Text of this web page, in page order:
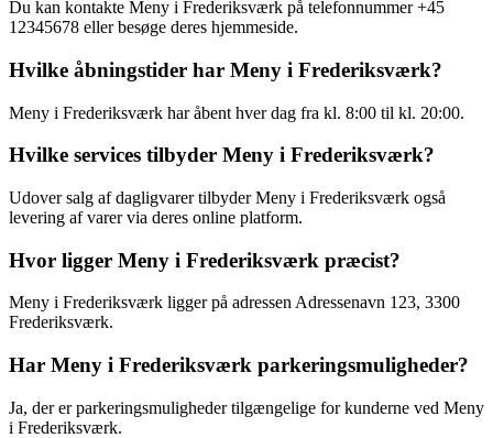
Du kan kontakte Meny i Frederiksværk på telefonnummer +45
12345678 eller besøge deres hjemmeside.
Hvilke åbningstider har Meny i Frederiksværk?
Meny i Frederiksværk har åbent hver dag fra kl. 8:00 til kl. 20:00.
Hvilke services tilbyder Meny i Frederiksværk?
Udover salg af dagligvarer tilbyder Meny i Frederiksværk også
levering af varer via deres online platform.
Hvor ligger Meny i Frederiksværk præcist?
Meny i Frederiksværk ligger på adressen Adressenavn 123, 3300
Frederiksværk.
Har Meny i Frederiksværk parkeringsmuligheder?
Ja, der er parkeringsmuligheder tilgængelige for kunderne ved Meny
i Frederiksværk.